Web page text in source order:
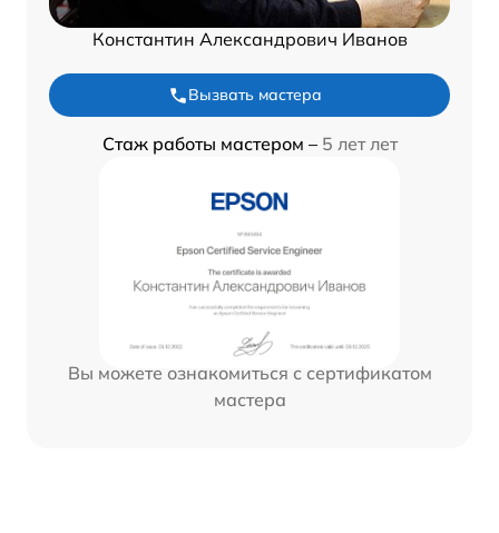
Константин Александрович Иванов
Вызвать мастера
Стаж работы мастером – 5 лет лет
Вы можете ознакомиться с сертификатом
мастера